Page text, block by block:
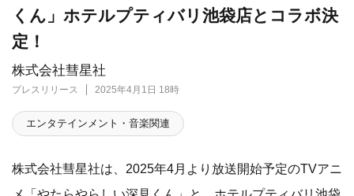
株式会社彗星社
プレスリリース 2025年4月1日 18時
くん」ホテルプティバリ池袋店とコラボ決
定！
エンタテインメント・音楽関連
株式会社彗星社は、2025年4月より放送開始予定のTVアニ